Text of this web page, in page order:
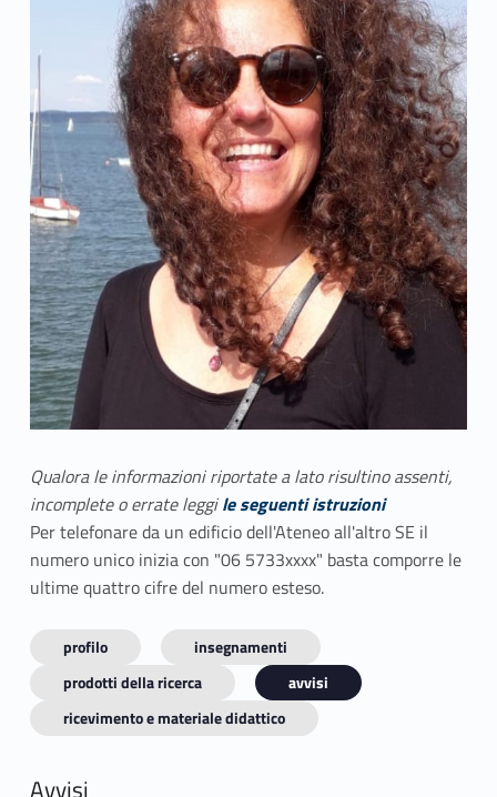
Qualora le informazioni riportate a lato risultino assenti,
incomplete o errate leggile seguenti istruzioni
Per telefonare da un edificio dell'Ateneo all'altro SE il
numero unico inizia con "06 5733xxxx" basta comporre le
ultime quattro cifre del numero esteso.
profilo
insegnamenti
prodotti della ricerca
avvisi
ricevimento e materiale didattico
Avvisi